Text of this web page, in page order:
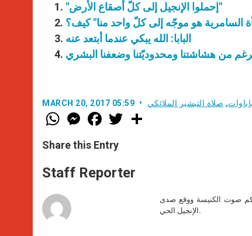
"إحملوا الإنجيل إلى كلّ أصقاع الأرض"
السامرية هو موجّه إلى كلّ واحد منا" كيف؟
البابا: الله يبكي عندما أبتعد عنه
الرغم من هشاشتنا ومحدوديّتنا وضعفنا البشري
MARCH 20, 2017 05:59 باباوات, صلاة التبشير الملائكي
W
h
t
s
p
p
M
e
s
e
g
e
F
a
e
b
o
k
w
r
Share this Entry
Staff Reporter
صوت الكنيسة ووقع صدى
الإنجيل الحي.